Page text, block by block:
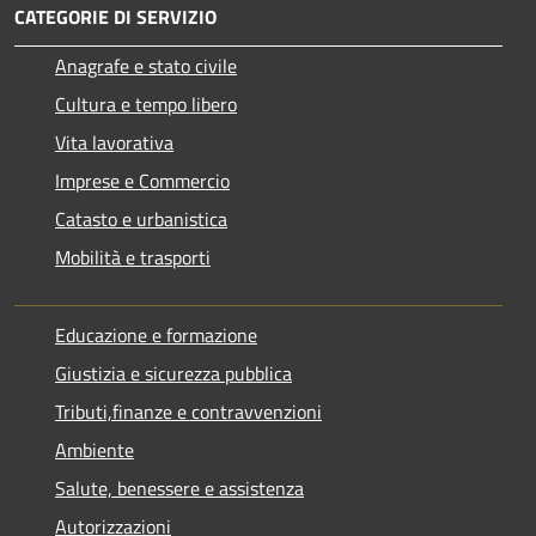
CATEGORIE DI SERVIZIO
Anagrafe e stato civile
Cultura e tempo libero
Vita lavorativa
Imprese e Commercio
Catasto e urbanistica
Mobilità e trasporti
Educazione e formazione
Giustizia e sicurezza pubblica
Tributi,finanze e contravvenzioni
Ambiente
Salute, benessere e assistenza
Autorizzazioni